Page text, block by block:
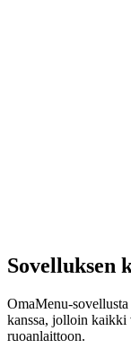
Sovelluksen
OmaMenu-
kanssa, jolloin kaikki
ruoanlaittoon.